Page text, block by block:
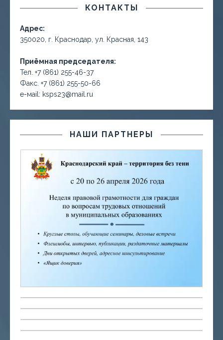
КОНТАКТЫ
Адрес:
350020, г. Краснодар, ул. Красная, 143
Приёмная председателя:
Тел. +7 (861) 255-46-37
Факс. +7 (861) 255-50-66
е-маil: ksps23@mail.ru
НАШИ ПАРТНЕРЫ